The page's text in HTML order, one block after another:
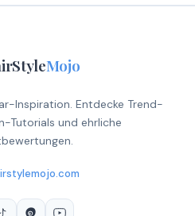
Mojo
Inspiration. Entdecke Trend-
Tutorials und ehrliche